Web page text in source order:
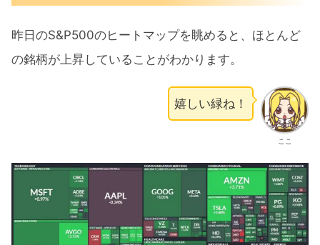
昨日のS&P500のヒートマップを眺めると、ほとんど
の銘柄が上昇していることがわかります。
ここ
嬉しい緑ね！